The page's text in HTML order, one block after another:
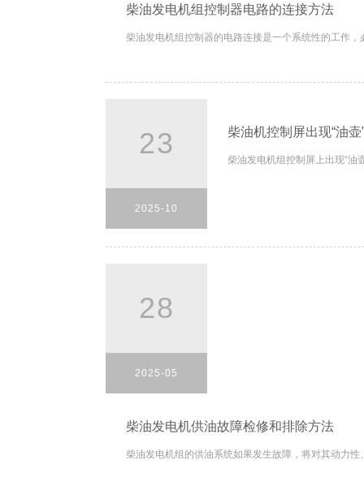
柴油发电机组控制器电路的连接方法
柴油发电机组控制器的电路连接是一个系统性的工作
23
2025-10
柴油机控制屏出现“油
柴油发电机组控制屏上出现“油
28
2025-05
柴油发电机供油故障检修和排除方法
柴油发电机组的供油系统如果发生故障，将对其动力